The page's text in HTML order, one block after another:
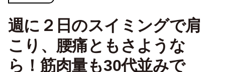
週に２日のスイミングで肩
こり、腰痛ともさような
ら！筋肉量も30代並みで